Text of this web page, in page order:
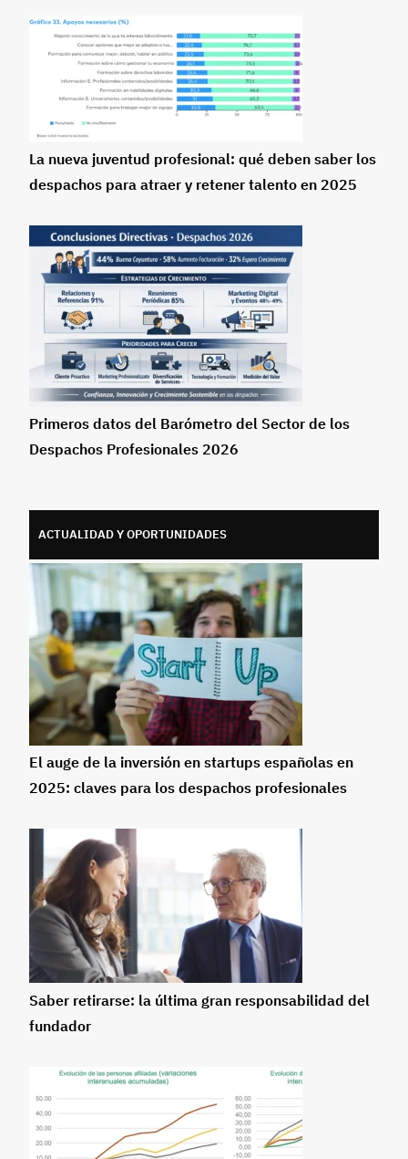
La nueva juventud profesional: qué deben saber los
despachos para atraer y retener talento en 2025
Primeros datos del Barómetro del Sector de los
Despachos Profesionales 2026
ACTUALIDAD Y OPORTUNIDADES
El auge de la inversión en startups españolas en
2025: claves para los despachos profesionales
Saber retirarse: la última gran responsabilidad del
fundador